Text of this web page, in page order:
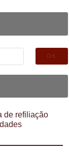
de refiliação